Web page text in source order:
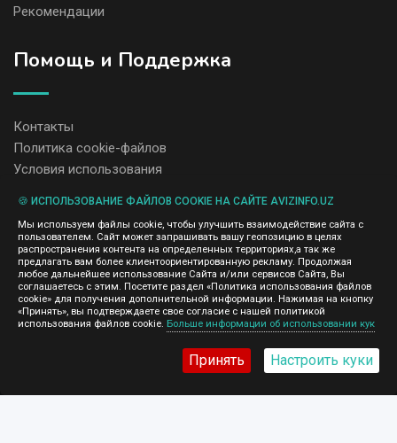
Рекомендации
Помощь и Поддержка
Контакты
Политика cookie-файлов
Условия использования
содержание размещенных объявлений.
Мы ценим конфиденциальность наших пользователей. Мы не
передаем и не продаем личную информацию зарегистрированных
пользователей AvizInfo.uz третьим лицам. Мы не отвечаем за
правила конфиденциальности сайтов на которые ссылается
AvizInfo.uz. На некоторых страницах нашего сайта представлена
реклама Google Adsense Advertising Network. Чтобы узнать
подробней о правилах конфиденциальности Googleнажмите тут
🍪 ИСПОЛЬЗОВАНИЕ ФАЙЛОВ COOKIE НА САЙТЕ AVIZINFO.UZ
Мы используем файлы cookie, чтобы улучшить взаимодействие сайта с
пользователем. Сайт может запрашивать вашу геопозицию в целях
распространения контента на определенных территориях,а так же
предлагать вам более клиентоориентированную рекламу. Продолжая
любое дальнейшее использование Сайта и/или сервисов Сайта, Вы
соглашаетесь с этим. Посетите раздел «Политика использования файлов
cookie» для получения дополнительной информации. Нажимая на кнопку
«Принять», вы подтверждаете свое согласие с нашей политикой
использования файлов cookie. Больше информации об использовании кук
Принять Настроить куки